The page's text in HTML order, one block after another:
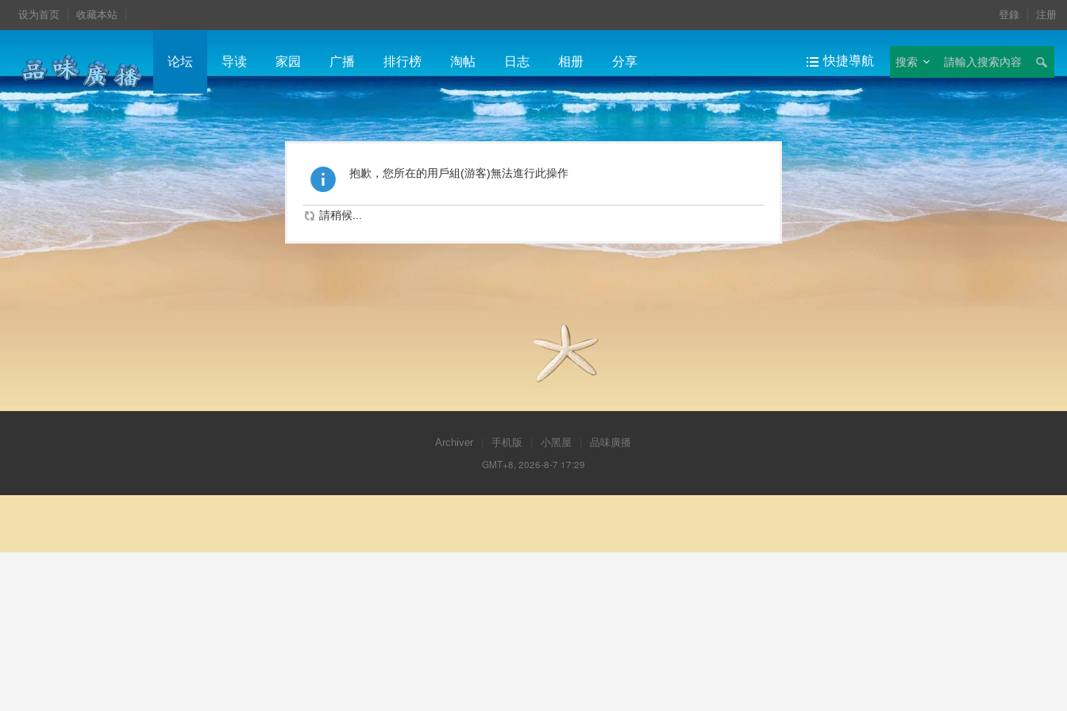
设为首页 收藏本站 登錄 注册
论坛 导读 家园 广播 排行榜 淘帖 日志 相册 分享 搜索
快捷導航
抱歉，您所在的用戶組(游客)無法進行此操作
請稍候...
Archiver 手机版 小黑屋 品味廣播
GMT+8, 2026-8-7 17:29